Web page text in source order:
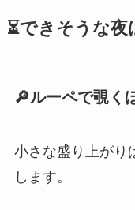
⏳できそうな夜
🔎ルーペで覗く
小さな盛り上がり
します。